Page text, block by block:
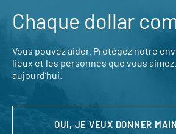
Chaque dollar
Vous pouvez aider. Protégez notre
lieux et les personnes que vous
aujourd’hui.
OUI, JE VEUX DONNER